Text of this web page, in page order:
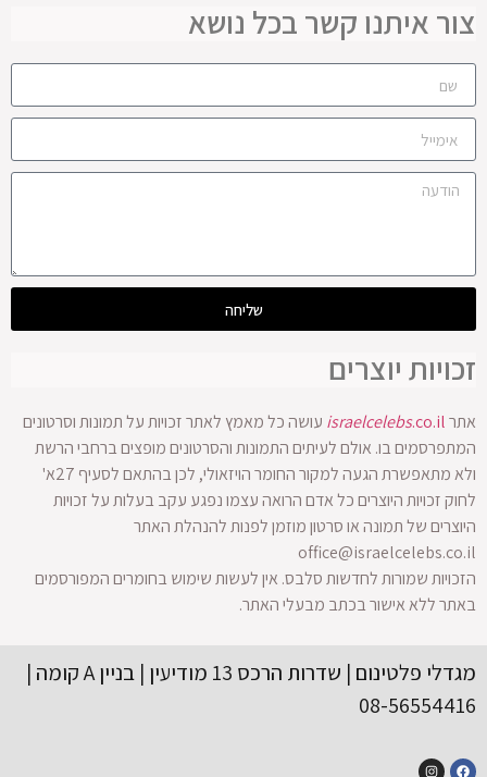
צור איתנו קשר בכל נושא
שליחה
זכויות יוצרים
אתר israelcelebs.co.il
עושה כל מאמץ לאתר זכויות על תמונות וסרטונים
המתפרסמים בו. אולם לעיתים התמונות והסרטונים מופצים ברחבי הרשת
ולא מתאפשרת הגעה למקור החומר הויזאולי, לכן בהתאם לסעיף 27א'
לחוק זכויות היוצרים כל אדם הרואה עצמו נפגע עקב בעלות על זכויות
היוצרים של תמונה או סרטון מוזמן לפנות להנהלת האתר
office@israelcelebs.co.il
הזכויות שמורות לחדשות סלבס. אין לעשות שימוש בחומרים המפורסמים
באתר ללא אישור בכתב מבעלי האתר.
מגדלי פלטינום | שדרות הרכס 13 מודיעין | בניין A קומה |
08-56554416